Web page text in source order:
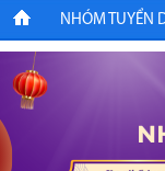
NHÓM TUYỂN